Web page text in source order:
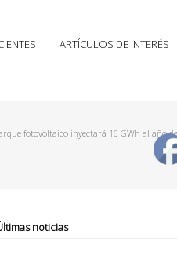
ARTÍCULOS DE INTERÉS
fotovoltaico inyectará 16 GWh al año
noticias